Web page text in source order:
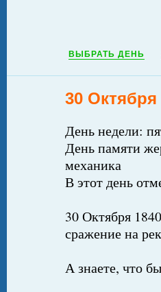
ВЫБРАТЬ ДЕНЬ
30 Октября
День недели:
День памяти
механика
В этот день
30 Октября
сражение на
А знаете, что